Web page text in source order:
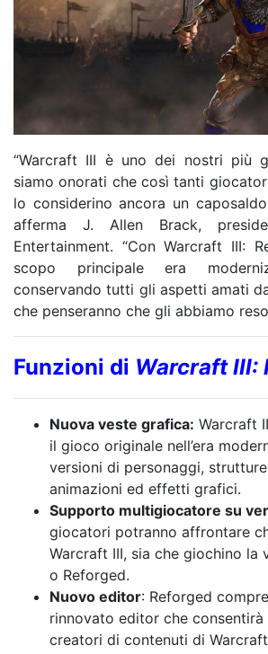
“Warcraft III è uno dei nostri più
siamo onorati che così tanti
lo considerino ancora un caposaldo
afferma J. Allen Brack,
Entertainment. “Con Warcraft III:
scopo principale era
conservando tutti gli aspetti amati
che penseranno che gli abbiamo
Funzioni di Warcraft III:
Nuova veste grafica: Warcraft
il gioco originale nell’era
versioni di personaggi,
animazioni ed effetti grafici.
Supporto multigiocatore su
giocatori potranno affrontare
Warcraft III, sia che giochino la
o Reforged.
Nuovo editor: Reforged
rinnovato editor che
creatori di contenuti di